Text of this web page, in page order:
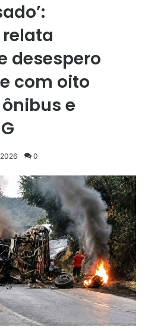
desespero
com oito
e
0